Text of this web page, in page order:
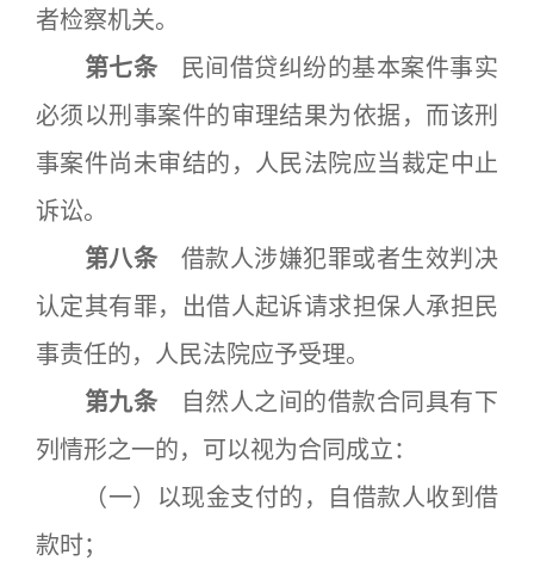
者检察机关。
第七条 民间借贷纠纷的基本案件事实
必须以刑事案件的审理结果为依据，而该刑
事案件尚未审结的，人民法院应当裁定中止
诉讼。
第八条 借款人涉嫌犯罪或者生效判决
认定其有罪，出借人起诉请求担保人承担民
事责任的，人民法院应予受理。
第九条 自然人之间的借款合同具有下
列情形之一的，可以视为合同成立：
（一）以现金支付的，自借款人收到借
款时；